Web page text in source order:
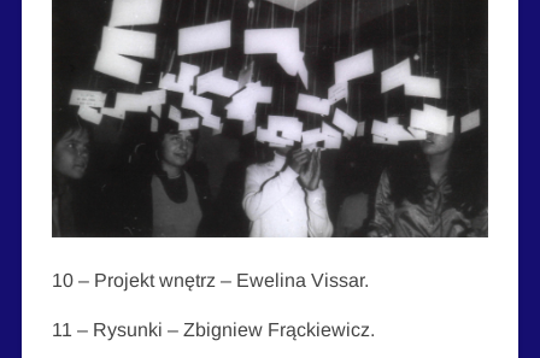
10 – Projekt wnętrz – Ewelina Vissar.
11 – Rysunki – Zbigniew Frąckiewicz.